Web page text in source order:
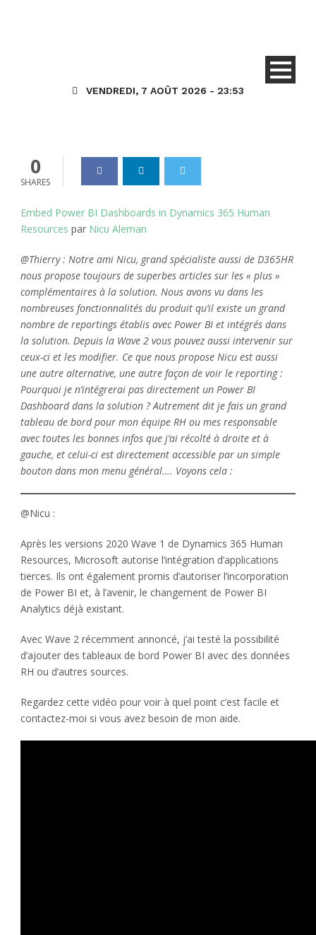
VENDREDI, 7 AOÛT 2026 - 23:53
Dynamics_365 23 Oct 2020 0
0
SHARES
Embed Power BI Dashboards in Dynamics 365 Human
Resources par Nicu Aleman
@Thierry : Notre ami Nicu, grand spécialiste aussi de D365HR
nous propose toujours de superbes articles sur les « plus »
complémentaires à la solution. Nous avons vu dans les
nombreuses fonctionnalités du produit qu’il existe un grand
nombre de reportings établis avec Power BI et intégrés dans
la solution. Depuis la Wave 2 vous pouvez aussi intervenir sur
ceux-ci et les modifier. Ce que nous propose Nicu est aussi
une autre alternative, une autre façon de voir le reporting :
Pourquoi je n’intégrerai pas directement un Power BI
Dashboard dans la solution ? Autrement dit je fais un grand
tableau de bord pour mon équipe RH ou mes responsable
avec toutes les bonnes infos que j’ai récolté à droite et à
gauche, et celui-ci est directement accessible par un simple
bouton dans mon menu général…. Voyons cela :
@Nicu :
Après les versions 2020 Wave 1 de Dynamics 365 Human
Resources, Microsoft autorise l’intégration d’applications
tierces. Ils ont également promis d’autoriser l’incorporation
de Power BI et, à l’avenir, le changement de Power BI
Analytics déjà existant.
Avec Wave 2 récemment annoncé, j’ai testé la possibilité
d’ajouter des tableaux de bord Power BI avec des données
RH ou d’autres sources.
Regardez cette vidéo pour voir à quel point c’est facile et
contactez-moi si vous avez besoin de mon aide.